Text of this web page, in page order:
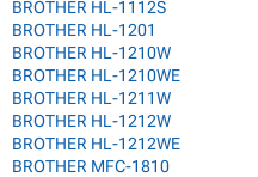
BROTHER HL-1112S
BROTHER HL-1201
BROTHER HL-1210W
BROTHER HL-1210WE
BROTHER HL-1211W
BROTHER HL-1212W
BROTHER HL-1212WE
BROTHER MFC-1810